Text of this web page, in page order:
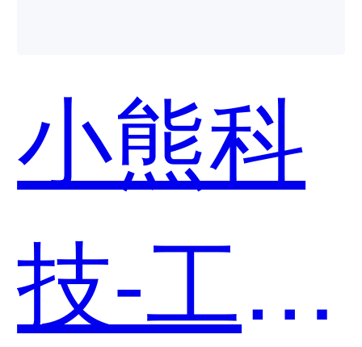
户管理
系统哪
小熊科
技-工程